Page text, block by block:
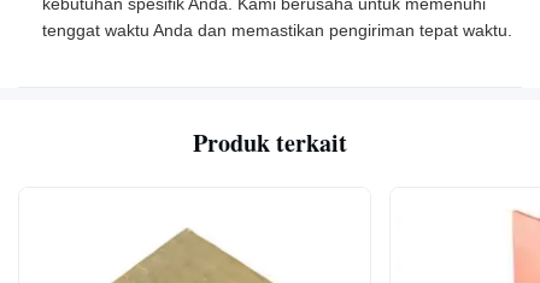
kebutuhan spesifik Anda. Kami berusaha untuk memenuhi
tenggat waktu Anda dan memastikan pengiriman tepat waktu.
Produk terkait